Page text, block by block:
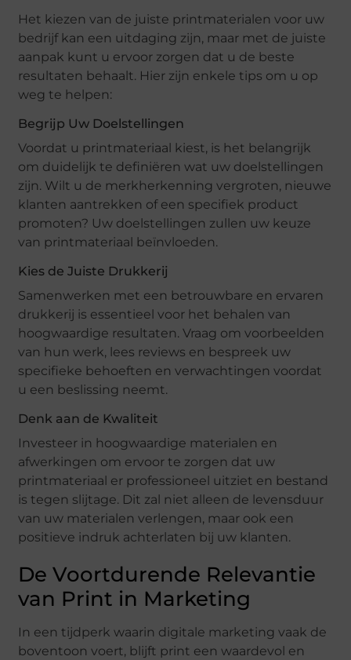
Het kiezen van de juiste printmaterialen voor uw
bedrijf kan een uitdaging zijn, maar met de juiste
aanpak kunt u ervoor zorgen dat u de beste
resultaten behaalt. Hier zijn enkele tips om u op
weg te helpen:
Begrijp Uw Doelstellingen
Voordat u printmateriaal kiest, is het belangrijk
om duidelijk te definiëren wat uw doelstellingen
zijn. Wilt u de merkherkenning vergroten, nieuwe
klanten aantrekken of een specifiek product
promoten? Uw doelstellingen zullen uw keuze
van printmateriaal beïnvloeden.
Kies de Juiste Drukkerij
Samenwerken met een betrouwbare en ervaren
drukkerij is essentieel voor het behalen van
hoogwaardige resultaten. Vraag om voorbeelden
van hun werk, lees reviews en bespreek uw
specifieke behoeften en verwachtingen voordat
u een beslissing neemt.
Denk aan de Kwaliteit
Investeer in hoogwaardige materialen en
afwerkingen om ervoor te zorgen dat uw
printmateriaal er professioneel uitziet en bestand
is tegen slijtage. Dit zal niet alleen de levensduur
van uw materialen verlengen, maar ook een
positieve indruk achterlaten bij uw klanten.
De Voortdurende Relevantie
van Print in Marketing
In een tijdperk waarin digitale marketing vaak de
boventoon voert, blijft print een waardevol en